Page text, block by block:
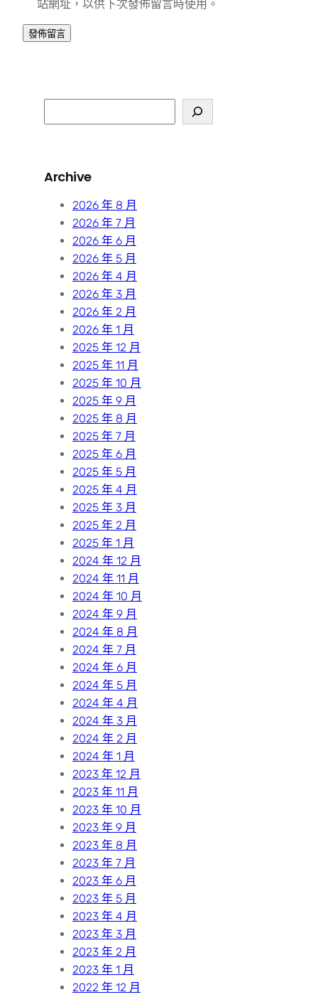
站網址，以供下次發佈留言時使用。
e
c
Archive
2026 年 8 月
2026 年 7 月
2026 年 6 月
2026 年 5 月
2026 年 4 月
2026 年 3 月
2026 年 2 月
2026 年 1 月
2025 年 12 月
2025 年 11 月
2025 年 10 月
2025 年 9 月
2025 年 8 月
2025 年 7 月
2025 年 6 月
2025 年 5 月
2025 年 4 月
2025 年 3 月
2025 年 2 月
2025 年 1 月
2024 年 12 月
2024 年 11 月
2024 年 10 月
2024 年 9 月
2024 年 8 月
2024 年 7 月
2024 年 6 月
2024 年 5 月
2024 年 4 月
2024 年 3 月
2024 年 2 月
2024 年 1 月
2023 年 12 月
2023 年 11 月
2023 年 10 月
2023 年 9 月
2023 年 8 月
2023 年 7 月
2023 年 6 月
2023 年 5 月
2023 年 4 月
2023 年 3 月
2023 年 2 月
2023 年 1 月
2022 年 12 月